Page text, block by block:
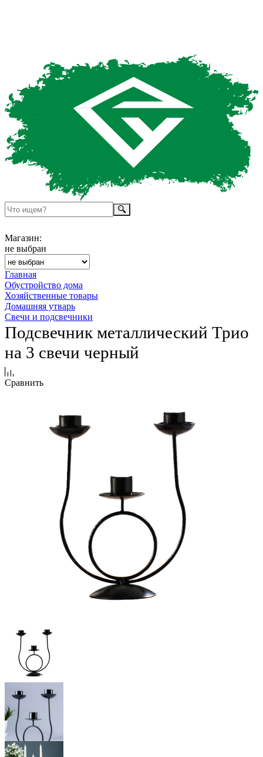
Магазин:
не выбран
Главная
Обустройство дома
Хозяйственные товары
Домашняя утварь
Свечи и подсвечники
Подсвечник металлический Трио
на 3 свечи черный
Сравнить